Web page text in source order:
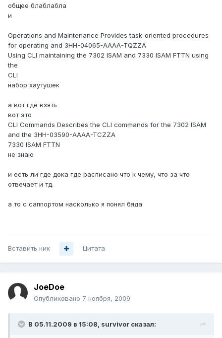
общее блаблабла
и
Operations and Maintenance Provides task-oriented procedures
for operating and 3HH-04065-AAAA-TQZZA
Using CLI maintaining the 7302 ISAM and 7330 ISAM FTTN using
the
CLI
набор хаутушек
а вот где взять
вот это
CLI Commands Describes the CLI commands for the 7302 ISAM
and the 3HH-03590-AAAA-TCZZA
7330 ISAM FTTN
не знаю
и есть ли где дока где расписано что к чему, что за что
отвечает и тд.
а то с саппортом насколько я понял бяда
Вставить ник Цитата
JoeDoe
Опубликовано 7 ноября, 2009
В 05.11.2009 в 15:08, survivor сказал: